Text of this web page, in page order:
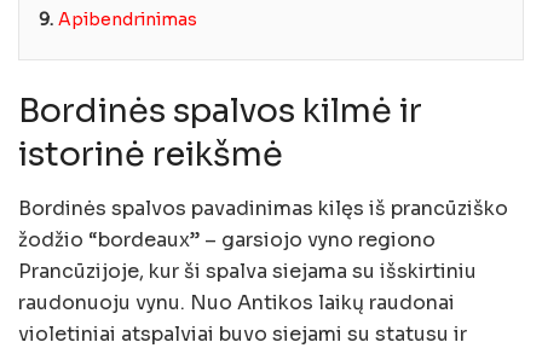
9. Apibendrinimas
Bordinės spalvos kilmė ir
istorinė reikšmė
Bordinės spalvos pavadinimas kilęs iš prancūziško
žodžio “bordeaux” – garsiojo vyno regiono
Prancūzijoje, kur ši spalva siejama su išskirtiniu
raudonuoju vynu. Nuo Antikos laikų raudonai
violetiniai atspalviai buvo siejami su statusu ir